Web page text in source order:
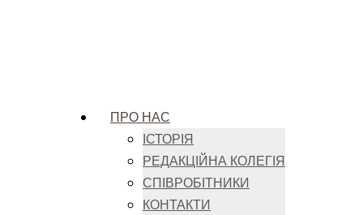
ПРО НАС
ІСТОРІЯ
РЕДАКЦІЙНА КОЛЕГІЯ
СПІВРОБІТНИКИ
КОНТАКТИ